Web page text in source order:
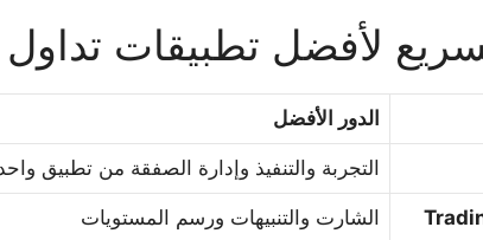
لأفضل تطبيقات
الدور الأفضل
التجربة والتنفيذ وإدارة الصفقة من تطبيق
الشارت والتنبيهات ورسم المستويات